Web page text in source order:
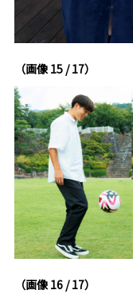
（画像 15 / 17）
（画像 16 / 17）